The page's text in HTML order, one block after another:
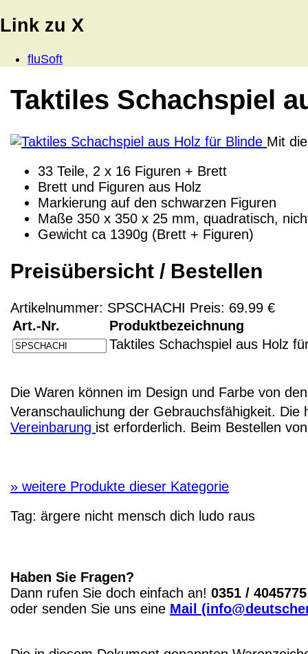
Link zu X
fluSoft
Taktiles Schachspiel
Mit
33 Teile, 2 x 16 Figuren + Brett
Brett und Figuren aus Holz
Markierung auf den schwarzen Figuren
Maße 350 x 350 x 25 mm, quadratisch,
Gewicht ca 1390g (Brett + Figuren)
Preisübersicht / Bestellen
Artikelnummer: SPSCHACHI Preis: 69.99 €
Art.-Nr.
Produktbezeichnung
Taktiles Schachspiel aus Holz
Die Waren können im Design und Farbe von
Veranschaulichung der Gebrauchsfähigkeit.
Vereinbarung ist erforderlich. Beim Bestellen
» weitere Produkte dieser Kategorie
Tag: ärgere nicht mensch dich ludo raus
Haben Sie Fragen?
Dann rufen Sie doch einfach an! 0351 / 4045775
oder senden Sie uns eine Mail